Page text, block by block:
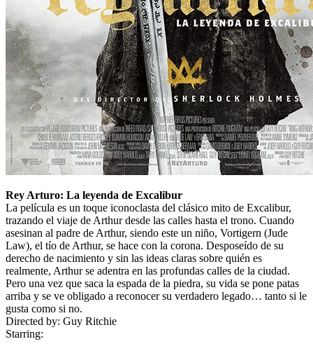
Rey Arturo: La leyenda de Excalibur
La película es un toque iconoclasta del clásico mito de Excalibur,
trazando el viaje de Arthur desde las calles hasta el trono. Cuando
asesinan al padre de Arthur, siendo este un niño, Vortigern (Jude
Law), el tío de Arthur, se hace con la corona. Desposeído de su
derecho de nacimiento y sin las ideas claras sobre quién es
realmente, Arthur se adentra en las profundas calles de la ciudad.
Pero una vez que saca la espada de la piedra, su vida se pone patas
arriba y se ve obligado a reconocer su verdadero legado… tanto si le
gusta como si no.
Directed by: Guy Ritchie
Starring: